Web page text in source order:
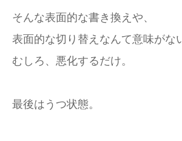
そんな表面的な書き換えや、
表面的な切り替えなんて意味がな
むしろ、悪化するだけ。
最後はうつ状態。